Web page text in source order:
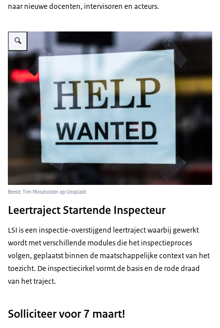
naar nieuwe docenten, intervisoren en acteurs.
Vergroot afbeelding foto van een bordje met 'Help wanted'
Beeld: Tim Mossholder op Unsplash
Leertraject Startende Inspecteur
LSI is een inspectie-overstijgend leertraject waarbij gewerkt
wordt met verschillende modules die het inspectieproces
volgen, geplaatst binnen de maatschappelijke context van het
toezicht. De inspectiecirkel vormt de basis en de rode draad
van het traject.
Solliciteer voor 7 maart!